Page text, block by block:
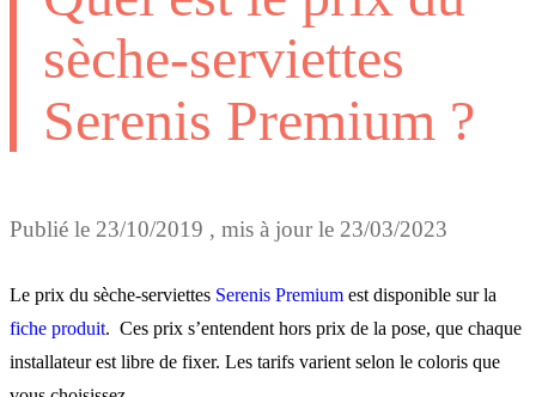
sèche-serviettes
Serenis Premium ?
Publié le 23/10/2019 , mis à jour le 23/03/2023
Le prix du sèche-serviettes Serenis Premium est disponible sur la
fiche produit. Ces prix s’entendent hors prix de la pose, que chaque
installateur est libre de fixer. Les tarifs varient selon le coloris que